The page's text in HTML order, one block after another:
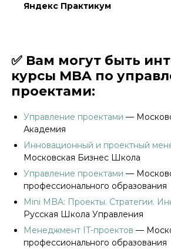
Яндекс Практикум
✅ Вам могут быть
курсы MBA по
проектами:
Управление проектами —
Академия
Инновационный и проектный
Mосковская Бизнес Школа
Управление проектами —
профессионального образования
Mini MBA: Проекты. Стратегии.
Русская Школа Управления
Менеджмент IT-проектов —
профессионального образования